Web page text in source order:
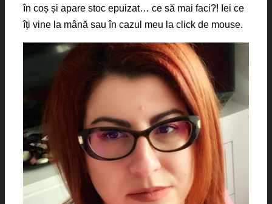
în coș și apare stoc epuizat… ce să mai faci?! Iei ce
îți vine la mână sau în cazul meu la click de mouse.